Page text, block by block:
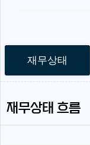
재무상태
재무상태 흐름